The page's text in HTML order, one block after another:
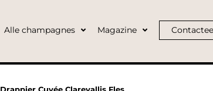
Alle champagnes Magazine